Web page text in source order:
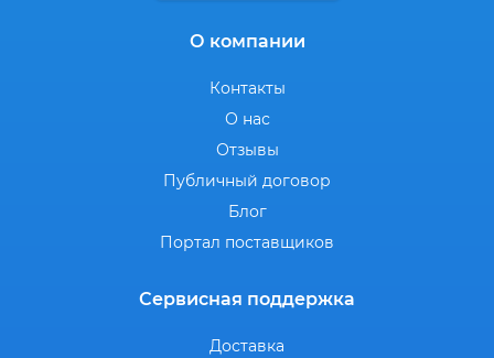
О компании
Контакты
О нас
Отзывы
Публичный договор
Блог
Портал поставщиков
Сервисная поддержка
Доставка